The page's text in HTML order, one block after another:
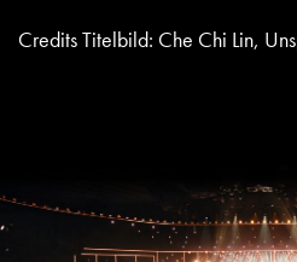
Credits Titelbild: Che Chi Lin,